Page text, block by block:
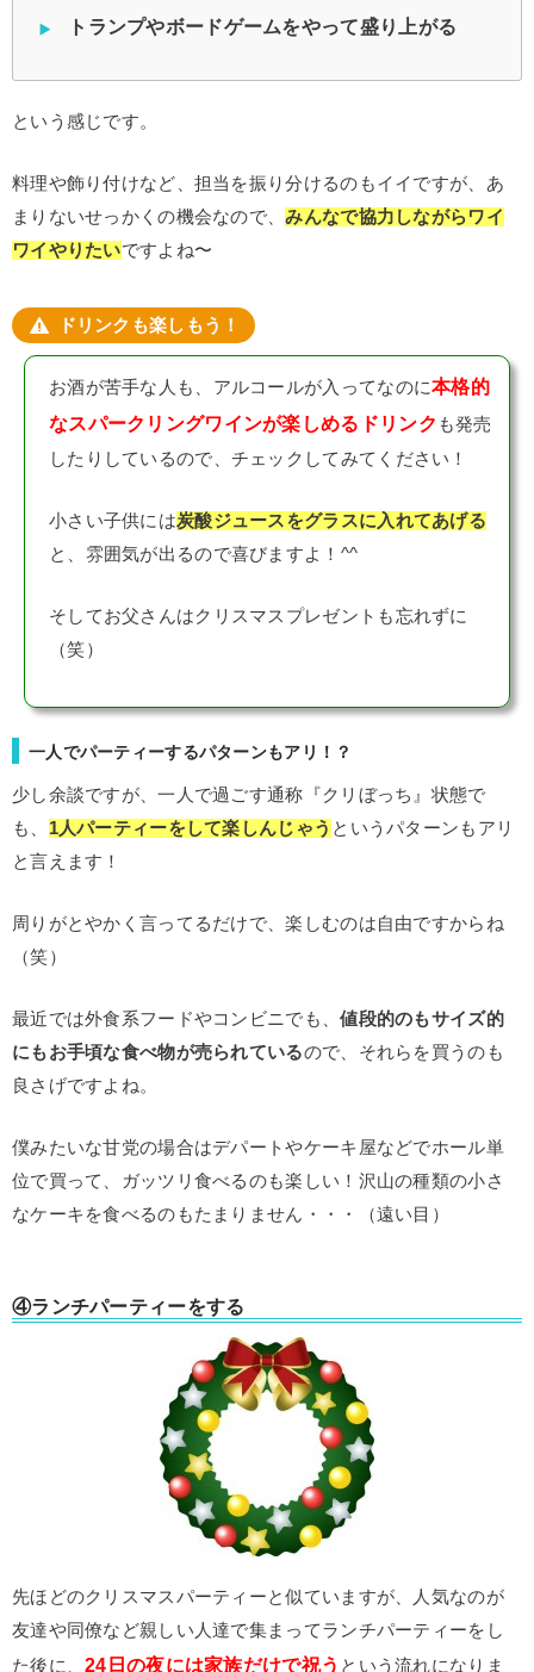
トランプやボードゲームをやって盛り上がる
という感じです。
料理や飾り付けなど、担当を振り分けるのもイイですが、あ
まりないせっかくの機会なので、みんなで協力しながらワイ
ワイやりたいですよね〜
ドリンクも楽しもう！
お酒が苦手な人も、アルコールが入ってなのに本格的
なスパークリングワインが楽しめるドリンク も発売
したりしているので、チェックしてみてください！
小さい子供には炭酸ジュースをグラスに入れてあげる
と、雰囲気が出るので喜びますよ！^^
そしてお父さんはクリスマスプレゼントも忘れずに
（笑）
一人でパーティーするパターンもアリ！？
少し余談ですが、一人で過ごす通称『クリぼっち』状態で
も、 1人パーティーをして楽しんじゃう というパターンもアリ
と言えます！
周りがとやかく言ってるだけで、楽しむのは自由ですからね
（笑）
最近では外食系フードやコンビニでも、値段的のもサイズ的
にもお手頃な食べ物が売られているので、それらを買うのも
良さげですよね。
僕みたいな甘党の場合はデパートやケーキ屋などでホール単
位で買って、ガッツリ食べるのも楽しい！沢山の種類の小さ
なケーキを食べるのもたまりません・・・（遠い目）
④ランチパーティーをする
先ほどのクリスマスパーティーと似ていますが、人気なのが
友達や同僚など親しい人達で集まってランチパーティーをし
た後に、24日の夜には家族だけで祝う という流れになりま